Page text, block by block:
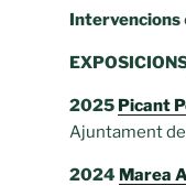
Intervencions
2025 Picant
Ajuntament
2024 Marea